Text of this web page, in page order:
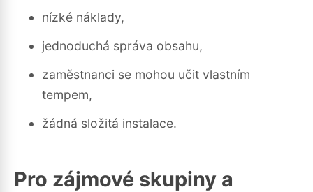
nízké náklady,
jednoduchá správa obsahu,
zaměstnanci se mohou učit vlastním
tempem,
žádná složitá instalace.
Pro zájmové skupiny a